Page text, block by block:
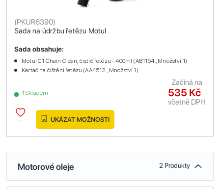
Sada na údržbu řetězu Motul
(PKUR6390)
1 Skladem
Sada obsahuje:
Motul C1 Chain Clean, čistič řetězu - 400ml (AB1154 , Množství 1)
Kartáč na čištění řetězu (AA4512 , Množství 1)
535 Kč
včetně DPH
Začíná na
UKÁZAT MOŽNOSTI
Motorové oleje 2 Produkty